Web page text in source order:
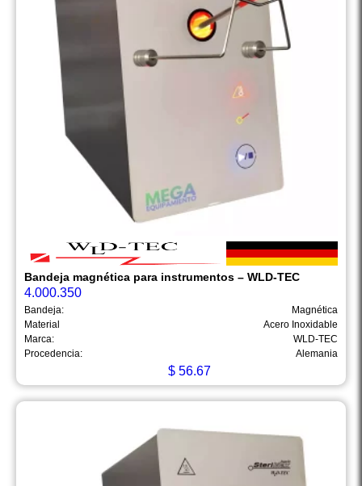
Bandeja magnética para instrumentos – WLD-TEC
4.000.350
Bandeja:
Magnética
Material
Acero Inoxidable
Marca:
WLD-TEC
Procedencia:
Alemania
$56.67